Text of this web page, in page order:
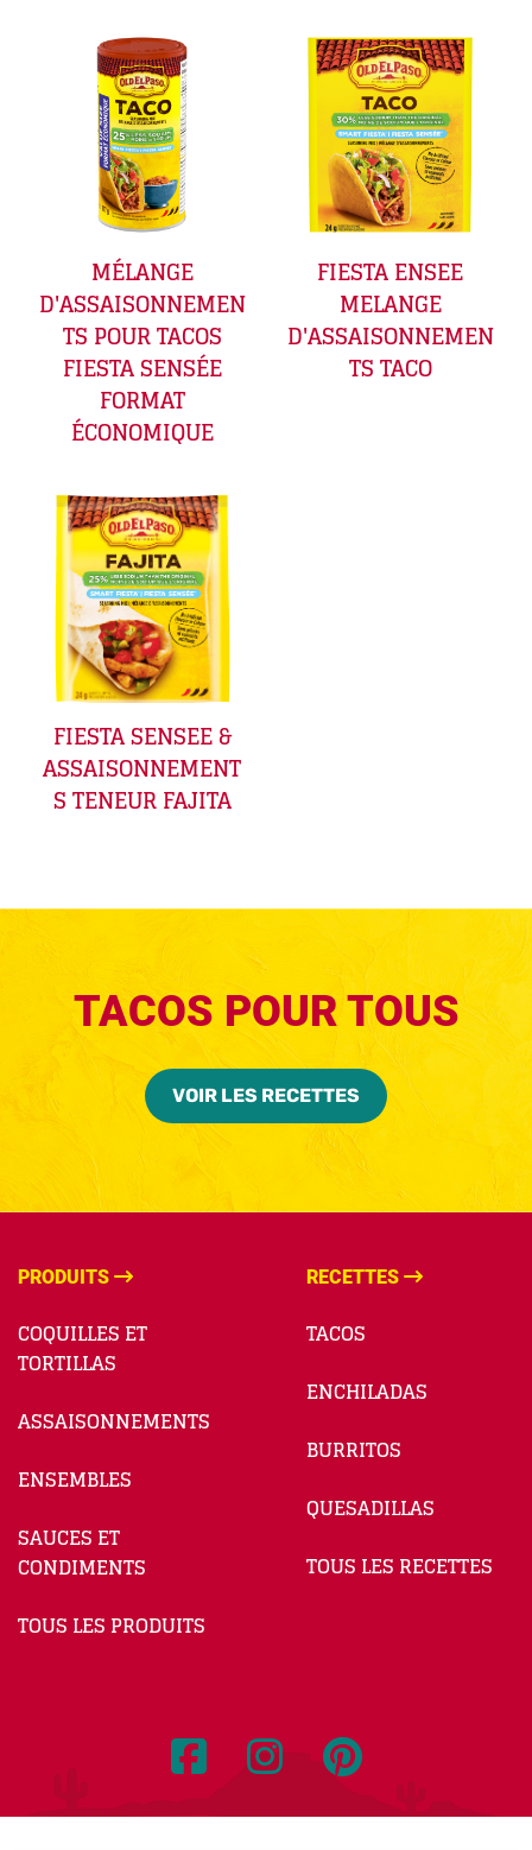
MÉLANGE
D'ASSAISONNEMEN
TS POUR TACOS
FIESTA SENSÉE
FORMAT
ÉCONOMIQUE
FIESTA ENSEE
MELANGE
D'ASSAISONNEMEN
TS TACO
FIESTA SENSEE &
ASSAISONNEMENT
S TENEUR FAJITA
TACOS POUR TOUS
VOIR LES RECETTES
PRODUITS
COQUILLES ET
TORTILLAS
ASSAISONNEMENTS
ENSEMBLES
SAUCES ET
CONDIMENTS
TOUS LES PRODUITS
RECETTES
TACOS
ENCHILADAS
BURRITOS
QUESADILLAS
TOUS LES RECETTES